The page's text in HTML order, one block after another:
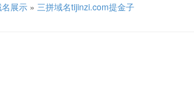
展示 » 三拼域名tijinzi.com提金子